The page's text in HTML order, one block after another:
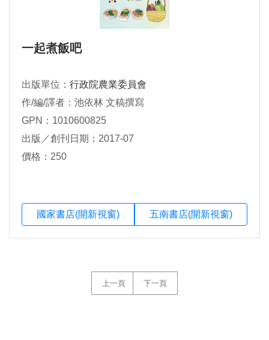
一起煮飯吧
出版單位： 行政院農業委員會
作/編/譯者：池依林 文稿撰寫
GPN：1010600825
出版／創刊日期：2017-07
價格：250
國家書店(開新視窗) 五南書店(開新視窗)
上一頁 下一頁